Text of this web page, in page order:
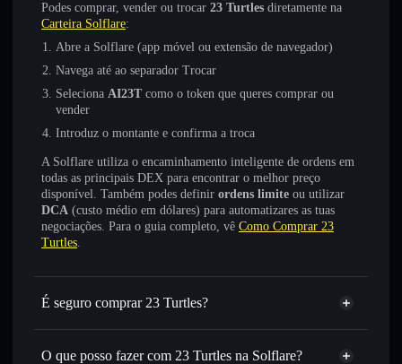
Podes comprar, vender ou trocar 23 Turtles diretamente na
Carteira Solflare:
Abre a Solflare (app móvel ou extensão de navegador)
Navega até ao separador Trocar
Seleciona AI23T como o token que queres comprar ou
vender
Introduz o montante e confirma a troca
A Solflare utiliza o encaminhamento inteligente de ordens em
todas as principais DEX para encontrar o melhor preço
disponível. Também podes definir ordens limite ou utilizar
DCA (custo médio em dólares) para automatizares as tuas
negociações. Para o guia completo, vê Como Comprar 23
Turtles.
É seguro comprar 23 Turtles?
23 Turtles não está verificado
O que posso fazer com 23 Turtles na Solflare?